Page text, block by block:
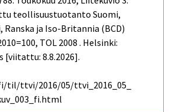
teollisuustuotanto Suomi,
Ranska ja Iso-Britannia (BCD)
TOL 2008 . Helsinki:
[viitattu: 8.8.2026].
ttvi/2016/05/ttvi_2016_05_